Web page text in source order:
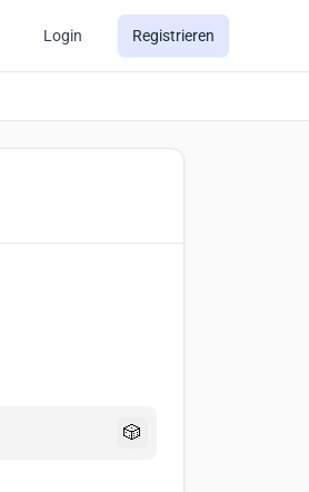
Login Registrieren
🎲